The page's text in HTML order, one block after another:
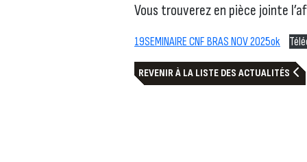
Vous trouverez en pièce jointe
19SEMINAIRE CNF BRAS NOV 2025ok
REVENIR À LA LISTE DES ACTUALITÉS